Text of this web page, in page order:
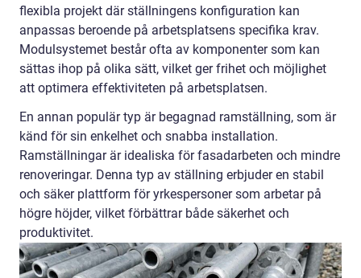
flexibla projekt där ställningens konfiguration kan
anpassas beroende på arbetsplatsens specifika krav.
Modulsystemet består ofta av komponenter som kan
sättas ihop på olika sätt, vilket ger frihet och möjlighet
att optimera effektiviteten på arbetsplatsen.
En annan populär typ är begagnad ramställning, som är
känd för sin enkelhet och snabba installation.
Ramställningar är idealiska för fasadarbeten och mindre
renoveringar. Denna typ av ställning erbjuder en stabil
och säker plattform för yrkespersoner som arbetar på
högre höjder, vilket förbättrar både säkerhet och
produktivitet.